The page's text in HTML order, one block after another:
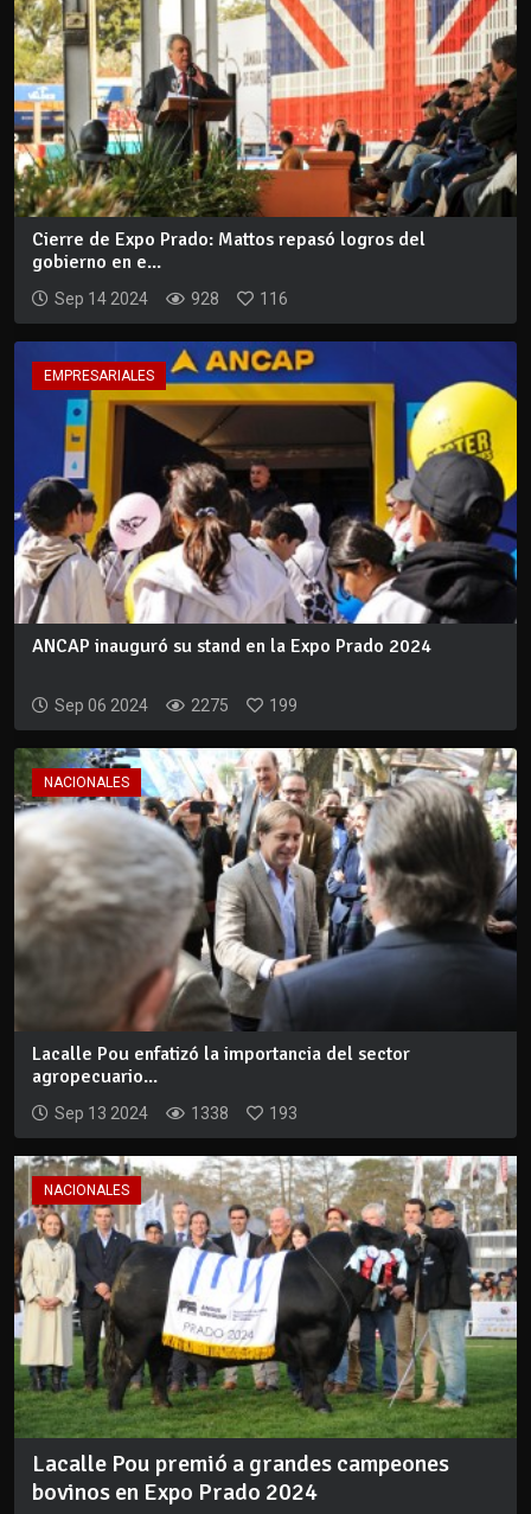
Cierre de Expo Prado: Mattos repasó logros del
gobierno en e...
Sep 14 2024 928 116
EMPRESARIALES
ANCAP inauguró su stand en la Expo Prado 2024
Sep 06 2024 2275 199
NACIONALES
Lacalle Pou enfatizó la importancia del sector
agropecuario...
Sep 13 2024 1338 193
NACIONALES
Lacalle Pou premió a grandes campeones
bovinos en Expo Prado 2024